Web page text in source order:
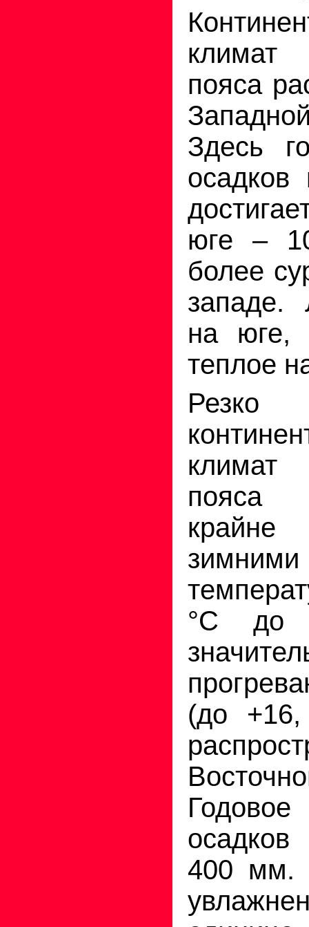
климат
пояса
Здесь
юге –
более
западе.
на юге,
теплое
Резко
климат
пояса
зимними
°С до
(до
400 мм.